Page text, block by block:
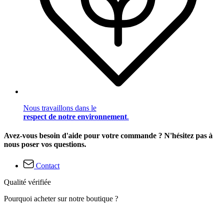
Nous travaillons dans le
respect de notre environnement.
Avez-vous besoin d'aide pour votre commande ? N'hésitez pas à
nous poser vos questions.
Contact
Qualité vérifiée
Pourquoi acheter sur notre boutique ?